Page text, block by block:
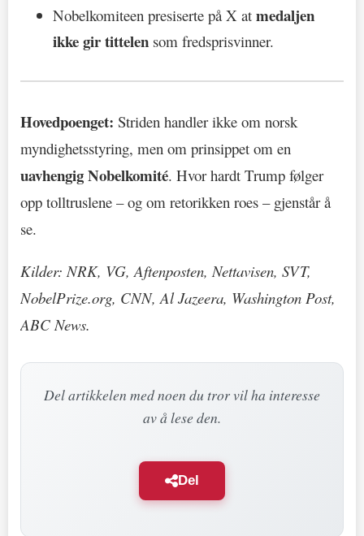
Nobelkomiteen presiserte på X at medaljen
ikke gir tittelen som fredsprisvinner.
Hovedpoenget: Striden handler ikke om norsk
myndighetsstyring, men om prinsippet om en
uavhengig Nobelkomité. Hvor hardt Trump følger
opp tolltruslene – og om retorikken roes – gjenstår å
se.
Kilder: NRK, VG, Aftenposten, Nettavisen, SVT,
NobelPrize.org, CNN, Al Jazeera, Washington Post,
ABC News.
Del artikkelen med noen du tror vil ha interesse
av å lese den.
Del